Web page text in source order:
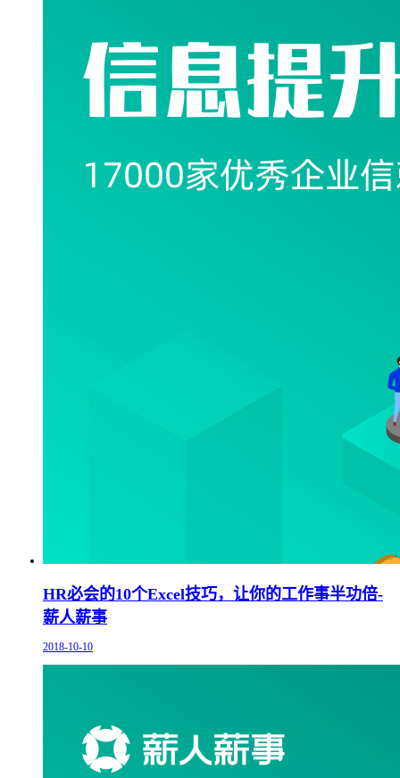
HR必会的10个Excel技巧，让你的工作事半功倍-
薪人薪事
2018-10-10